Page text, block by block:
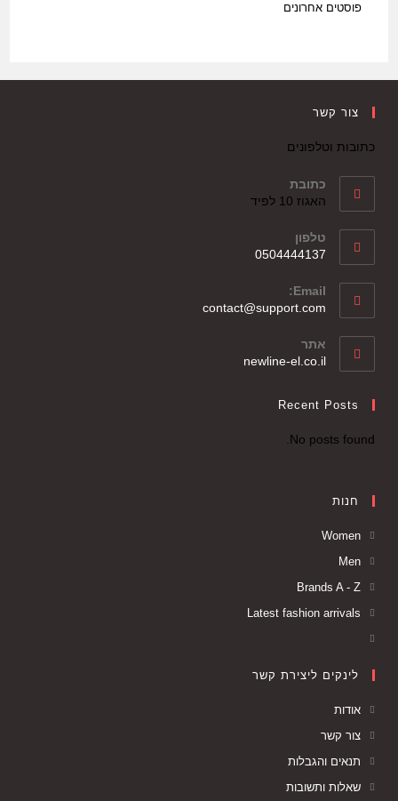
פוסטים אחרונים
צור קשר
כתובות וטלפונים
כתובת
האגוז 10 לפיד
טלפון
0504444137
Email:
contact@support.com
אתר
newline-el.co.il
Recent Posts
No posts found.
חנות
Women
Men
Brands A - Z
Latest fashion arrivals
לינקים ליצירת קשר
אודות
צור קשר
תנאים והגבלות
שאלות ותשובות